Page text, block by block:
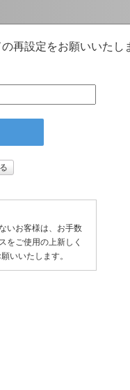
再設定をお願いいたし
いお客様は、お手数
をご使用の上新しく
いいたします。